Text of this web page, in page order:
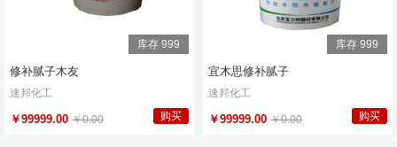
库存 999
修补腻子木友
速邦化工
￥99999.00 ￥0.00 购买
库存 999
宜木思修补腻子
速邦化工
￥99999.00 ￥0.00 购买